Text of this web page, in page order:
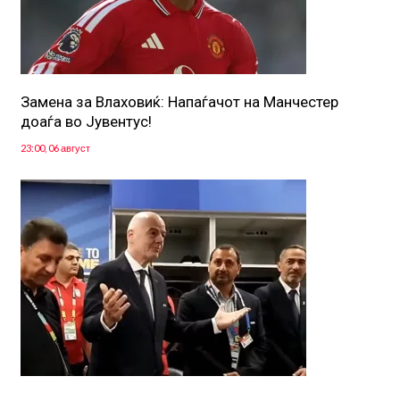
Замена за Влаховиќ: Напаѓачот на Манчестер
доаѓа во Јувентус!
23:00, 06 август